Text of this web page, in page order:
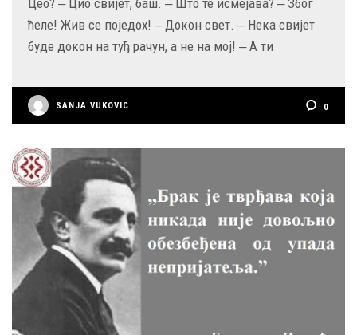
ћеле! Жив се поједох! ‒ Докон свет. ‒ Нека свијет
буде докон на туђ рачун, а не на мој! ‒ А ти
SANJA VUKOVIC 0